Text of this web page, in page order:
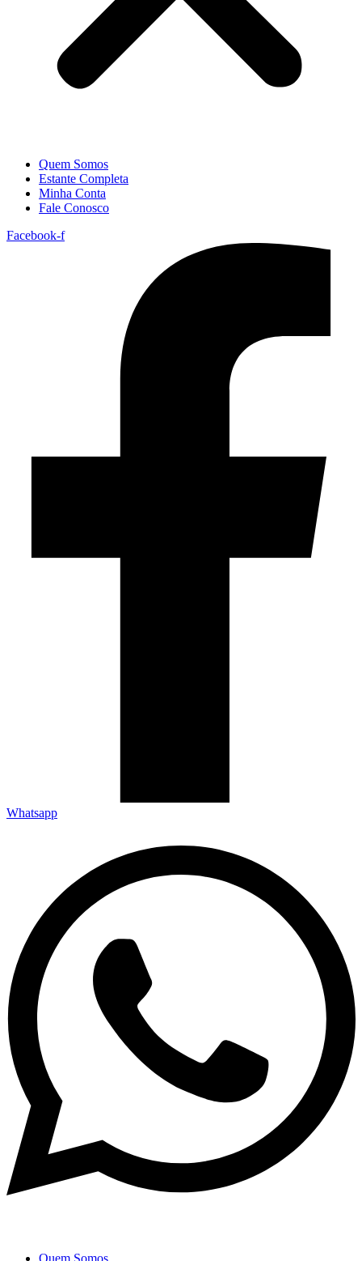
Quem Somos
Estante Completa
Minha Conta
Fale Conosco
Facebook-f
Whatsapp
Quem Somos